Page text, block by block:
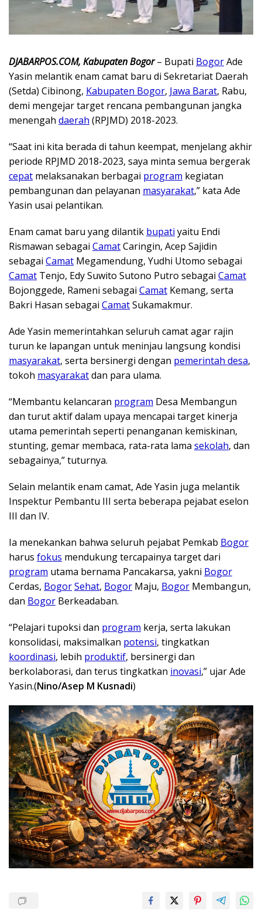
DJABARPOS.COM, Kabupaten Bogor– Bupati BogorAde
Yasin melantik enam camat baru di Sekretariat Daerah
(Setda) Cibinong, Kabupaten Bogor, Jawa Barat, Rabu,
demi mengejar target rencana pembangunan jangka
menengah daerah (RPJMD) 2018-2023.
“Saat ini kita berada di tahun keempat, menjelang akhir
periode RPJMD 2018-2023, saya minta semua bergerak
cepat melaksanakan berbagai program kegiatan
pembangunan dan pelayanan masyarakat,” kata Ade
Yasin usai pelantikan.
Enam camat baru yang dilantik bupati yaitu Endi
Rismawan sebagai CamatCaringin, Acep Sajidin
sebagai Camat Megamendung, Yudhi Utomo sebagai
Camat Tenjo, Edy Suwito Sutono Putro sebagai Camat
Bojonggede, Rameni sebagai Camat Kemang, serta
Bakri Hasan sebagai CamatSukamakmur.
Ade Yasin memerintahkan seluruh camat agar rajin
turun ke lapangan untuk meninjau langsung kondisi
masyarakat, serta bersinergi dengan pemerintah desa,
tokoh masyarakatdan para ulama.
“Membantu kelancaran program Desa Membangun
dan turut aktif dalam upaya mencapai target kinerja
utama pemerintah seperti penanganan kemiskinan,
stunting, gemar membaca, rata-rata lama sekolah, dan
sebagainya,” tuturnya.
Selain melantik enam camat, Ade Yasin juga melantik
Inspektur Pembantu III serta beberapa pejabat eselon
III dan IV.
Ia menekankan bahwa seluruh pejabat Pemkab Bogor
harus fokus mendukung tercapainya target dari
program utama bernama Pancakarsa, yakni Bogor
Cerdas, BogorSehat, Bogor Maju, Bogor Membangun,
dan Bogor Berkeadaban.
“Pelajari tupoksi dan program kerja, serta lakukan
konsolidasi, maksimalkan potensi, tingkatkan
koordinasi, lebih produktif, bersinergi dan
berkolaborasi, dan terus tingkatkan inovasi,” ujar Ade
Yasin.(Nino/Asep M Kusnadi)